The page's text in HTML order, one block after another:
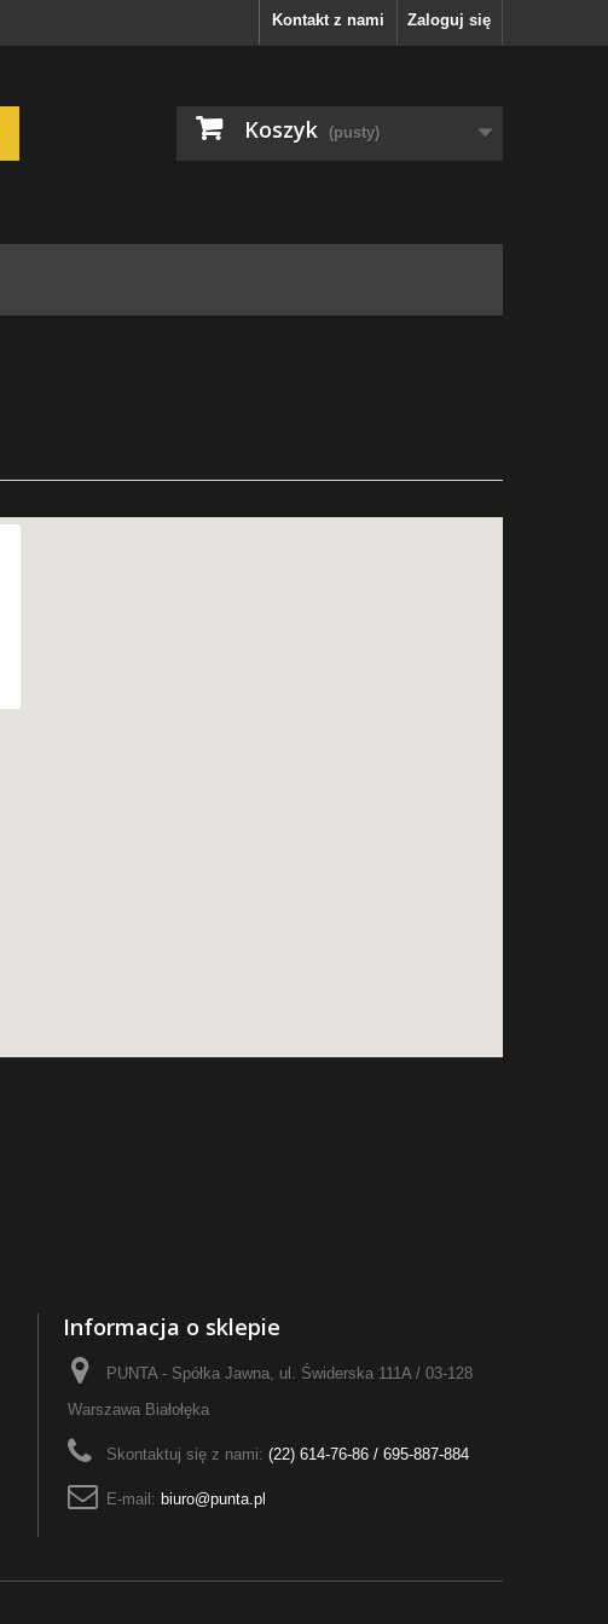
Zaloguj się
Kontakt z nami
Koszyk (pusty)
Informacja o sklepie
PUNTA - Spółka Jawna, ul. Świderska 111A / 03-128
Warszawa Białołęka
Skontaktuj się z nami: (22) 614-76-86 / 695-887-884
E-mail: biuro@punta.pl